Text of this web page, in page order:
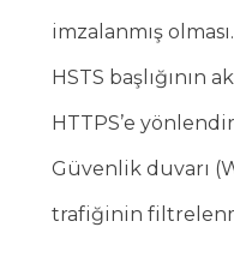
imzalanmış olması.
HSTS
HTTPS’e
Güvenlik duvarı
trafiğinin